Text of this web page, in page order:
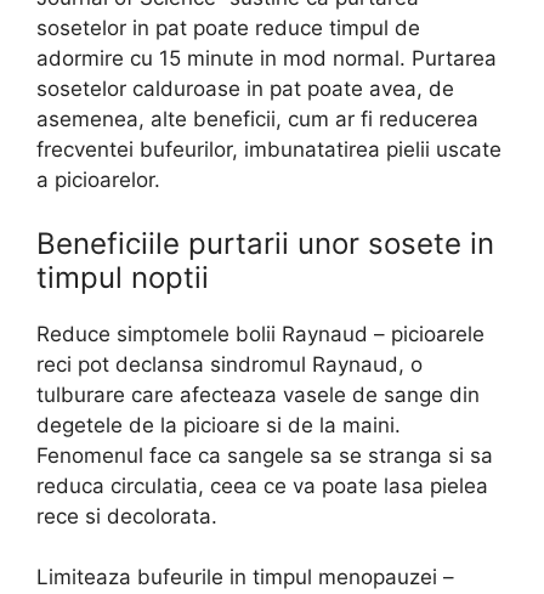
sosetelor in pat poate reduce timpul de
adormire cu 15 minute in mod normal. Purtarea
sosetelor calduroase in pat poate avea, de
asemenea, alte beneficii, cum ar fi reducerea
frecventei bufeurilor, imbunatatirea pielii uscate
a picioarelor.
Beneficiile purtarii unor sosete in
timpul noptii
Reduce simptomele bolii Raynaud – picioarele
reci pot declansa sindromul Raynaud, o
tulburare care afecteaza vasele de sange din
degetele de la picioare si de la maini.
Fenomenul face ca sangele sa se stranga si sa
reduca circulatia, ceea ce va poate lasa pielea
rece si decolorata.
Limiteaza bufeurile in timpul menopauzei –